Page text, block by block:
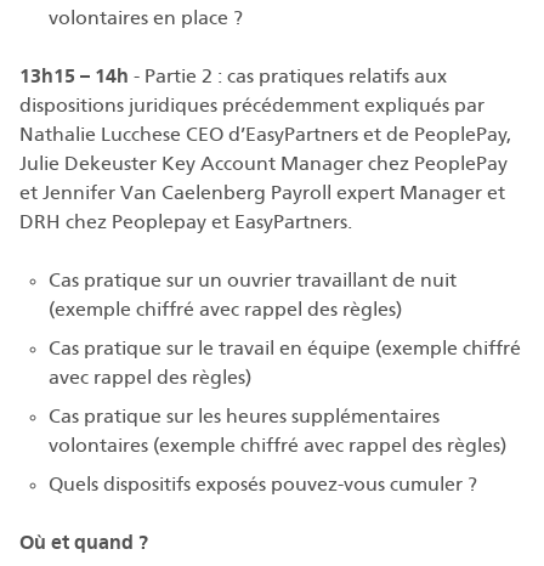
volontaires en place ?
13h15 – 14h - Partie 2 : cas pratiques relatifs aux
dispositions juridiques précédemment expliqués par
Nathalie Lucchese CEO d’EasyPartners et de PeoplePay,
Julie Dekeuster Key Account Manager chez PeoplePay
et Jennifer Van Caelenberg Payroll expert Manager et
DRH chez Peoplepay et EasyPartners.
Cas pratique sur un ouvrier travaillant de nuit
(exemple chiffré avec rappel des règles)
Cas pratique sur le travail en équipe (exemple chiffré
avec rappel des règles)
Cas pratique sur les heures supplémentaires
volontaires (exemple chiffré avec rappel des règles)
Quels dispositifs exposés pouvez-vous cumuler ?
Où et quand ?